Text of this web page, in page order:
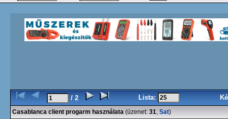
/ 2 Lista:
Casablanca client progarm használata (üzenet: 31, Sat)